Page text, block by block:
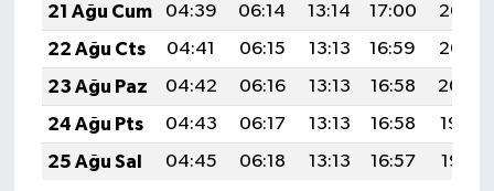
21 Ağu Cum
04:39 06:14 13:14 17:00
20:03
22 Ağu Cts
04:41 06:15 13:13 16:59
20:02
23 Ağu Paz
04:42 06:16 13:13 16:58
20:00
24 Ağu Pts
04:43 06:17 13:13 16:58
19:59
25 Ağu Sal
04:45 06:18 13:13 16:57 19:57